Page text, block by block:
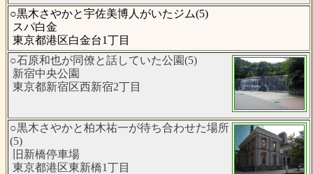
○黒木さやかと宇佐美博人がいたジム(5)
スパ白金
東京都港区白金台1丁目
○石原和也が同僚と話していた公園(5)
新宿中央公園
東京都新宿区西新宿2丁目
○黒木さやかと柏木祐一が待ち合わせた場所
(5)
旧新橋停車場
東京都港区東新橋1丁目